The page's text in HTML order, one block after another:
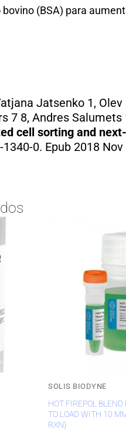
(BSA) para
Jatsenko 1,
7 8, Andres Salumets
cell sorting and
0. Epub 2018 Nov
SOLIS BIODYNE
HOT FIREPOL
TO LOAD WITH 10
RXN)